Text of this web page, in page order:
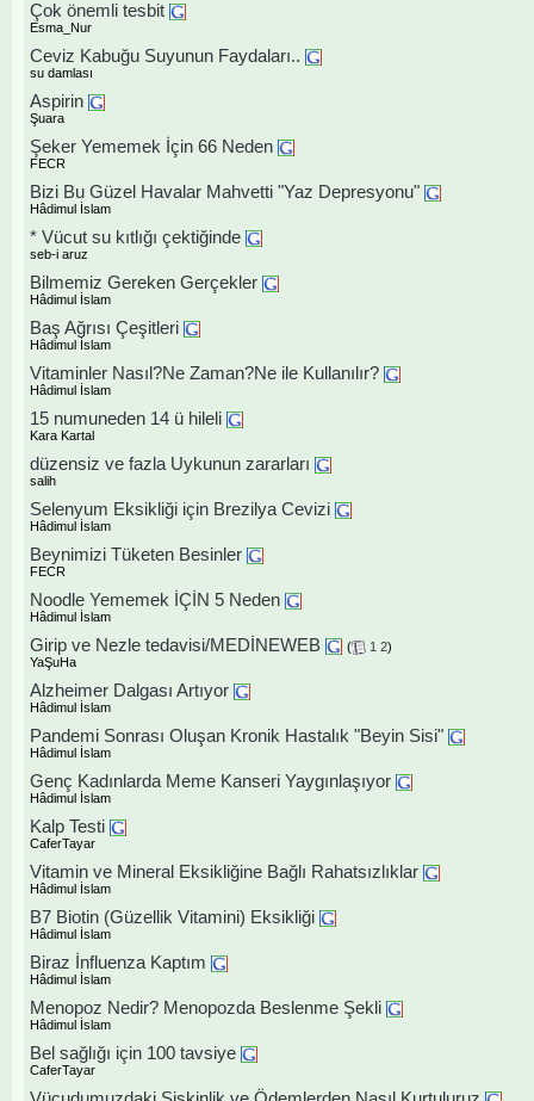
Çok önemli tesbit
Esma_Nur
Ceviz Kabuğu Suyunun Faydaları..
su damlası
Aspirin
Şuara
Şeker Yememek İçin 66 Neden
FECR
Bizi Bu Güzel Havalar Mahvetti "Yaz Depresyonu"
Hâdimul İslam
* Vücut su kıtlığı çektiğinde
seb-i aruz
Bilmemiz Gereken Gerçekler
Hâdimul İslam
Baş Ağrısı Çeşitleri
Hâdimul İslam
Vitaminler Nasıl?Ne Zaman?Ne ile Kullanılır?
Hâdimul İslam
15 numuneden 14 ü hileli
Kara Kartal
düzensiz ve fazla Uykunun zararları
salih
Selenyum Eksikliği için Brezilya Cevizi
Hâdimul İslam
Beynimizi Tüketen Besinler
FECR
Noodle Yememek İÇİN 5 Neden
Hâdimul İslam
Girip ve Nezle tedavisi/MEDİNEWEB ( 1 2)
YaŞuHa
Alzheimer Dalgası Artıyor
Hâdimul İslam
Pandemi Sonrası Oluşan Kronik Hastalık "Beyin Sisi"
Hâdimul İslam
Genç Kadınlarda Meme Kanseri Yaygınlaşıyor
Hâdimul İslam
Kalp Testi
CaferTayar
Vitamin ve Mineral Eksikliğine Bağlı Rahatsızlıklar
Hâdimul İslam
B7 Biotin (Güzellik Vitamini) Eksikliği
Hâdimul İslam
Biraz İnfluenza Kaptım
Hâdimul İslam
Menopoz Nedir? Menopozda Beslenme Şekli
Hâdimul İslam
Bel sağlığı için 100 tavsiye
CaferTayar